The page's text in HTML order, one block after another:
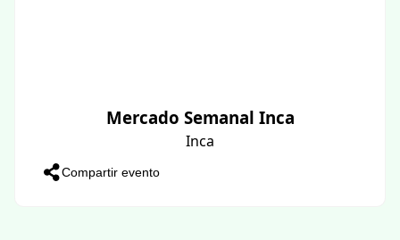
Mercado Semanal Inca
Inca
Compartir evento